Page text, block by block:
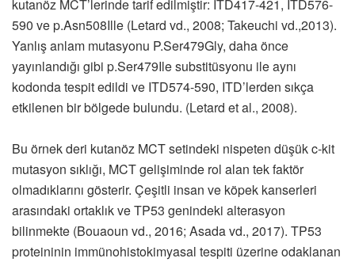
kutanöz MCT’lerinde tarif edilmiştir: ITD417-421, ITD576-
590 ve p.Asn508Ille (Letard vd., 2008; Takeuchi vd.,2013).
Yanlış anlam mutasyonu P.Ser479Gly, daha önce
yayınlandığı gibi p.Ser479Ile substitüsyonu ile aynı
kodonda tespit edildi ve ITD574-590, ITD’lerden sıkça
etkilenen bir bölgede bulundu. (Letard et al., 2008).
Bu örnek deri kutanöz MCT setindeki nispeten düşük c-kit
mutasyon sıklığı, MCT gelişiminde rol alan tek faktör
olmadıklarını gösterir. Çeşitli insan ve köpek kanserleri
arasındaki ortaklık ve TP53 genindeki alterasyon
bilinmekte (Bouaoun vd., 2016; Asada vd., 2017). TP53
proteininin immünohistokimyasal tespiti üzerine odaklanan